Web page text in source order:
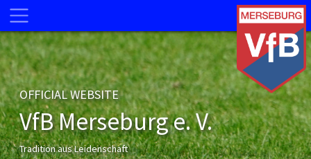
OFFICIAL WEBSITE
VfB Merseburg e. V.
Tradition aus Leidenschaft